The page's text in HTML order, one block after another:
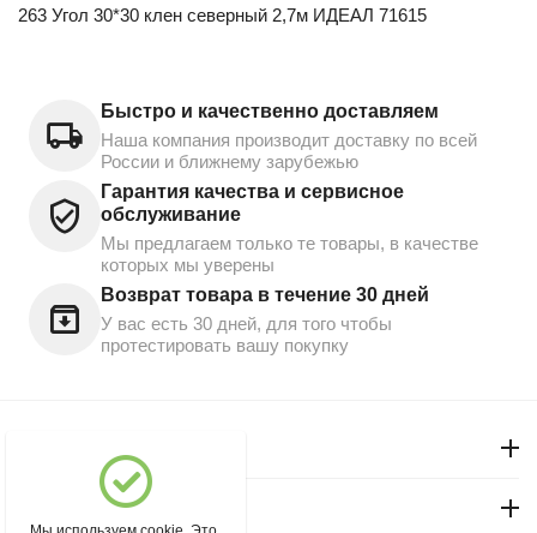
263 Угол 30*30 клен северный 2,7м ИДЕАЛ 71615
Быстро и качественно доставляем
Наша компания производит доставку по всей
России и ближнему зарубежью
Гарантия качества и сервисное
обслуживание
Мы предлагаем только те товары, в качестве
которых мы уверены
Возврат товара в течение 30 дней
У вас есть 30 дней, для того чтобы
протестировать вашу покупку
Магазин "Северный"